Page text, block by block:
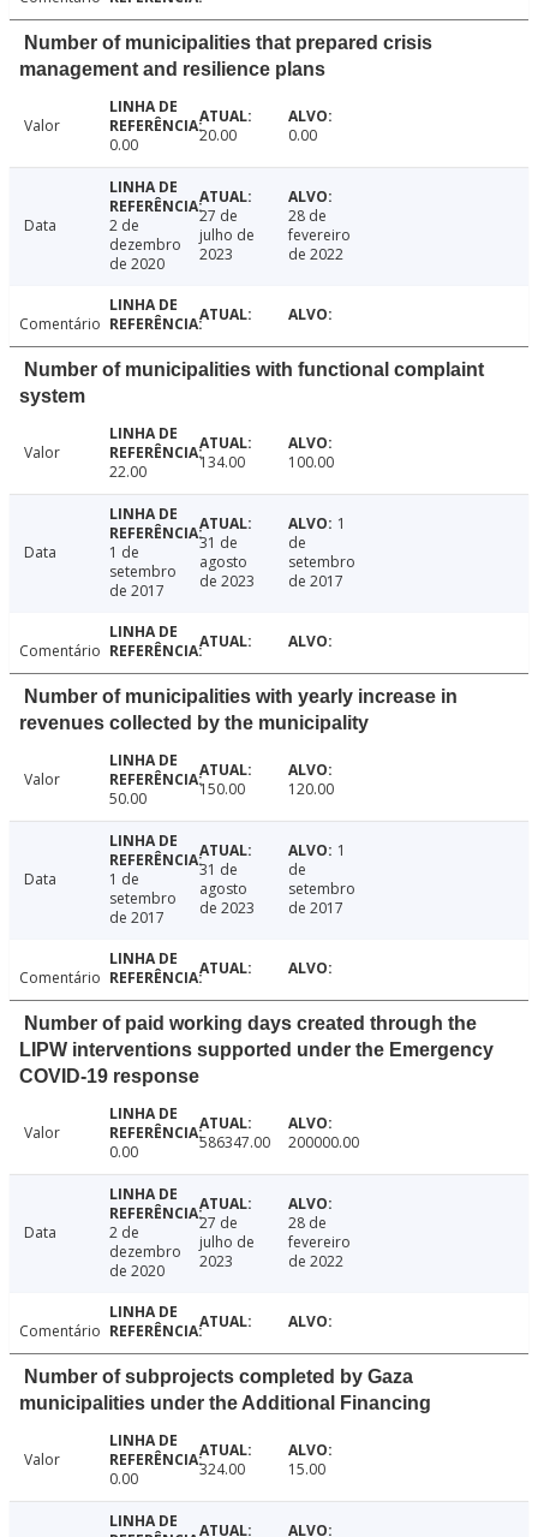
Number of municipalities that prepared crisis
management and resilience plans
Valor
0.00
20.00 0.00
Data
2 de
dezembro
de 2020
27 de
julho de
2023
28 de
fevereiro
de 2022
Comentário
Number of municipalities with functional complaint
system
Valor
22.00
134.00 100.00
Data
1 de
setembro
de 2017
31 de
agosto
de 2023
1
de
setembro
de 2017
Comentário
Number of municipalities with yearly increase in
revenues collected by the municipality
Valor
50.00
150.00 120.00
Data
1 de
setembro
de 2017
31 de
agosto
de 2023
1
de
setembro
de 2017
Comentário
Number of paid working days created through the
LIPW interventions supported under the Emergency
COVID-19 response
Valor
0.00
586347.00 200000.00
Data
2 de
dezembro
de 2020
27 de
julho de
2023
28 de
fevereiro
de 2022
Comentário
Number of subprojects completed by Gaza
municipalities under the Additional Financing
Valor
0.00
324.00 15.00